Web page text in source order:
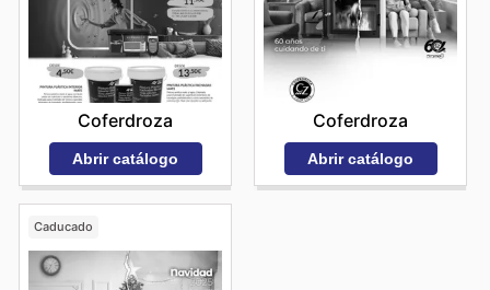
Coferdroza
Abrir catálogo
Coferdroza
Abrir catálogo
Caducado